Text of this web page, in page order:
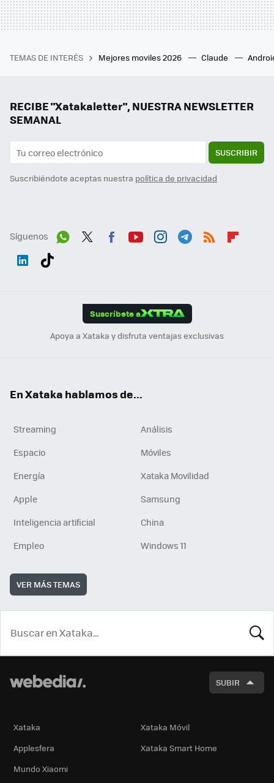
TEMAS DE INTERÉS Mejores moviles 2026 Claude
RECIBE "Xatakaletter", NUESTRA NEWSLETTER
SEMANAL
SUSCRIBIR
Suscribiéndote aceptas nuestra política de privacidad
Síguenos
Suscríbete a
Apoya a Xataka y disfruta ventajas exclusivas
En Xataka hablamos de...
Streaming
Análisis
Espacio
Móviles
Energía
Xataka Movilidad
Apple
Samsung
Inteligencia artificial
China
Empleo
Windows 11
VER MÁS TEMAS
SUBIR
Xataka
Xataka Móvil
Applesfera
Xataka Smart Home
Mundo Xiaomi